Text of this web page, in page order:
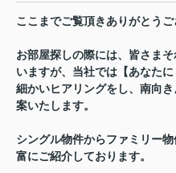
ここまでご覧頂きありがとうご
お部屋探しの際には、皆さま
いますが、当社では【あなた
細かいヒアリングをし、南向
案いたします。
シングル物件からファミリー
富にご紹介しております。